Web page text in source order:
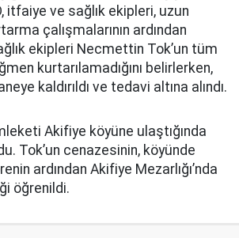
itfaiye ve sağlık ekipleri, uzun
çalışmalarının ardından
ekipleri Necmettin Tok’un tüm
kurtarılamadığını belirlerken,
kaldırıldı ve tedavi altına alındı.
Akifiye köyüne ulaştığında
Tok’un cenazesinin, köyünde
ardından Akifiye Mezarlığı’nda
öğrenildi.